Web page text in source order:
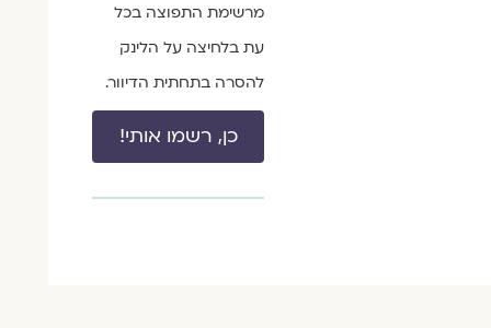
מרשימת התפוצה בכל
עת בלחיצה על הלינק
להסרה בתחתית הדיוור.
כן, רשמו אותי!